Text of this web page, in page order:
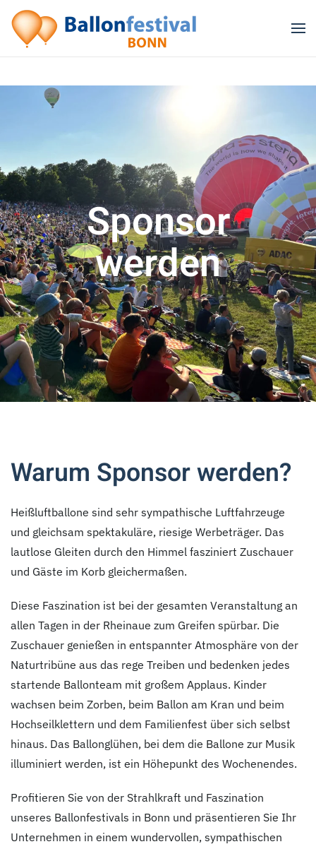
Zum Hauptinhalt springen
Sponsor
werden
Warum Sponsor werden?
Heißluftballone sind sehr sympathische Luftfahrzeuge
und gleichsam spektakuläre, riesige Werbeträger. Das
lautlose Gleiten durch den Himmel fasziniert Zuschauer
und Gäste im Korb gleichermaßen.
Diese Faszination ist bei der gesamten Veranstaltung an
allen Tagen in der Rheinaue zum Greifen spürbar. Die
Zuschauer genießen in entspannter Atmosphäre von der
Naturtribüne aus das rege Treiben und bedenken jedes
startende Ballonteam mit großem Applaus. Kinder
wachsen beim Zorben, beim Ballon am Kran und beim
Hochseilklettern und dem Familienfest über sich selbst
hinaus. Das Ballonglühen, bei dem die Ballone zur Musik
illuminiert werden, ist ein Höhepunkt des Wochenendes.
Profitieren Sie von der Strahlkraft und Faszination
unseres Ballonfestivals in Bonn und präsentieren Sie Ihr
Unternehmen in einem wundervollen, sympathischen